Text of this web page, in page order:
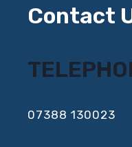
Contact
‍07388 130023